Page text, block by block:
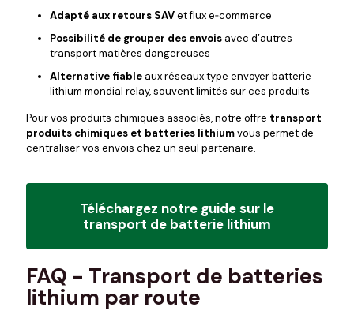
Adapté aux retours SAVet flux e‑commerce
Possibilité de grouper des envois avec d’autres
transport matières dangereuses
Alternative fiable aux réseaux type envoyer batterie
lithium mondial relay, souvent limités sur ces produits
Pour vos produits chimiques associés, notre offre transport
produits chimiques et batteries lithiumvous permet de
centraliser vos envois chez un seul partenaire.
Téléchargez notre guide sur le
transport de batterie lithium
FAQ - Transport de batteries
lithium par route